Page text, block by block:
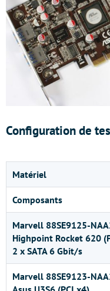
Configuration de
Matériel
Composants
Marvell 88SE9125-
Highpoint Rocket 620
2 x SATA 6 Gbit/s
Marvell 88SE9123-